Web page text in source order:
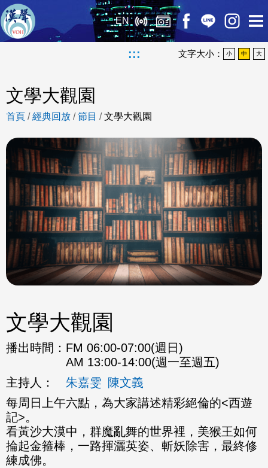
EN
::: 文字大小： 小 中 大
文學大觀園
首頁 /經典回放 /節目 /文學大觀園
文學大觀園
播出時間： FM 06:00-07:00(週日)
AM 13:00-14:00(週一至週五)
主持人：
朱嘉雯 陳文義
每周日上午六點，為大家講述精彩絕倫的<西遊
記>。
看黃沙大漠中，群魔亂舞的世界裡，美猴王如何
掄起金箍棒，一路揮灑英姿、斬妖除害，最終修
練成佛。